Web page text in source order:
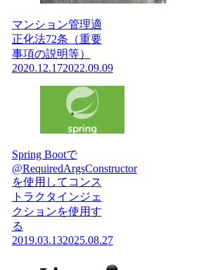
マンション管理適
正化法72条（重要
事項の説明等）
2020.12.172022.09.09
Spring Bootで
@RequiredArgsConstructor
を使用してコンス
トラクタインジェ
クションを使用す
る
2019.03.132025.08.27